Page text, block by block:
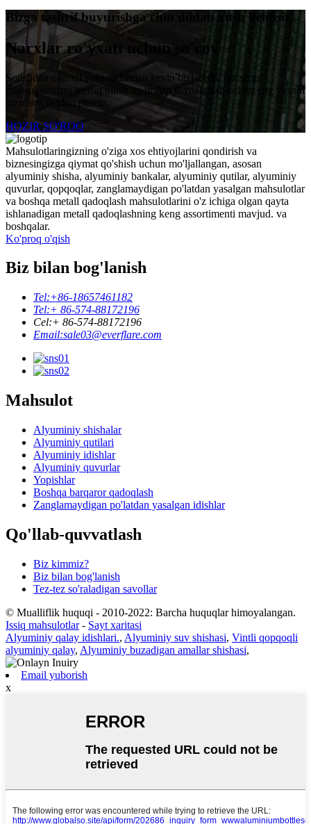
Bizga tashrif buyurishga chin dildan xush kelibsiz!
Narxlar ro'yxati uchun so'rov
Sotishdan oldingi yoki sotishdan keyin bo'ladimi, biz sizga
mahsulotimizni tezroq bilish va undan foydalanish uchun eng yaxshi
xizmatni taqdim etamiz.
HOZIR SO'ROQ
Mahsulotlaringizning o'ziga xos ehtiyojlarini qondirish va
biznesingizga qiymat qo'shish uchun mo'ljallangan, asosan
alyuminiy shisha, alyuminiy bankalar, alyuminiy qutilar, alyuminiy
quvurlar, qopqoqlar, zanglamaydigan po'latdan yasalgan mahsulotlar
va boshqa metall qadoqlash mahsulotlarini o'z ichiga olgan qayta
ishlanadigan metall qadoqlashning keng assortimenti mavjud. va
boshqalar.
Ko'proq o'qish
Biz bilan bog'lanish
Tel:+86-18657461182
Tel:+ 86-574-88172196
Cel:+ 86-574-88172196
Email:sale03@everflare.com
Mahsulot
Alyuminiy shishalar
Alyuminiy qutilari
Alyuminiy idishlar
Alyuminiy quvurlar
Yopishlar
Boshqa barqaror qadoqlash
Zanglamaydigan po'latdan yasalgan idishlar
Qo'llab-quvvatlash
Biz kimmiz?
Biz bilan bog'lanish
Tez-tez so'raladigan savollar
© Mualliflik huquqi - 2010-2022: Barcha huquqlar himoyalangan.
Issiq mahsulotlar- Sayt xaritasi
Alyuminiy qalay idishlari., Alyuminiy suv shishasi, Vintli qopqoqli
alyuminiy qalay, Alyuminiy buzadigan amallar shishasi,
Email yuborish
x